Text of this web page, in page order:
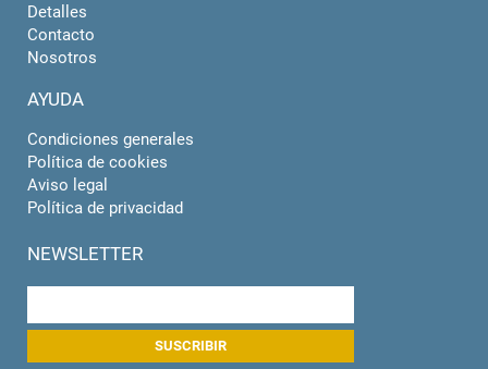
Detalles
Contacto
Nosotros
AYUDA
Condiciones generales
Política de cookies
Aviso legal
Política de privacidad
NEWSLETTER